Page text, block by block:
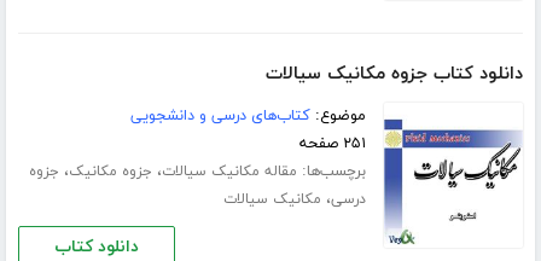
دانلود کتاب جزوه مکانیک سیالات
موضوع:کتاب‌های درسی و دانشجویی
۲۵۱ صفحه
برچسب‌ها: مقاله مکانیک سیالات، جزوه مکانیک، جزوه
درسی، مکانیک سیالات
دانلود کتاب